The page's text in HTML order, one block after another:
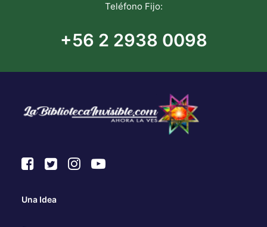
Teléfono Fijo:
+56 2 2938 0098
Una Idea